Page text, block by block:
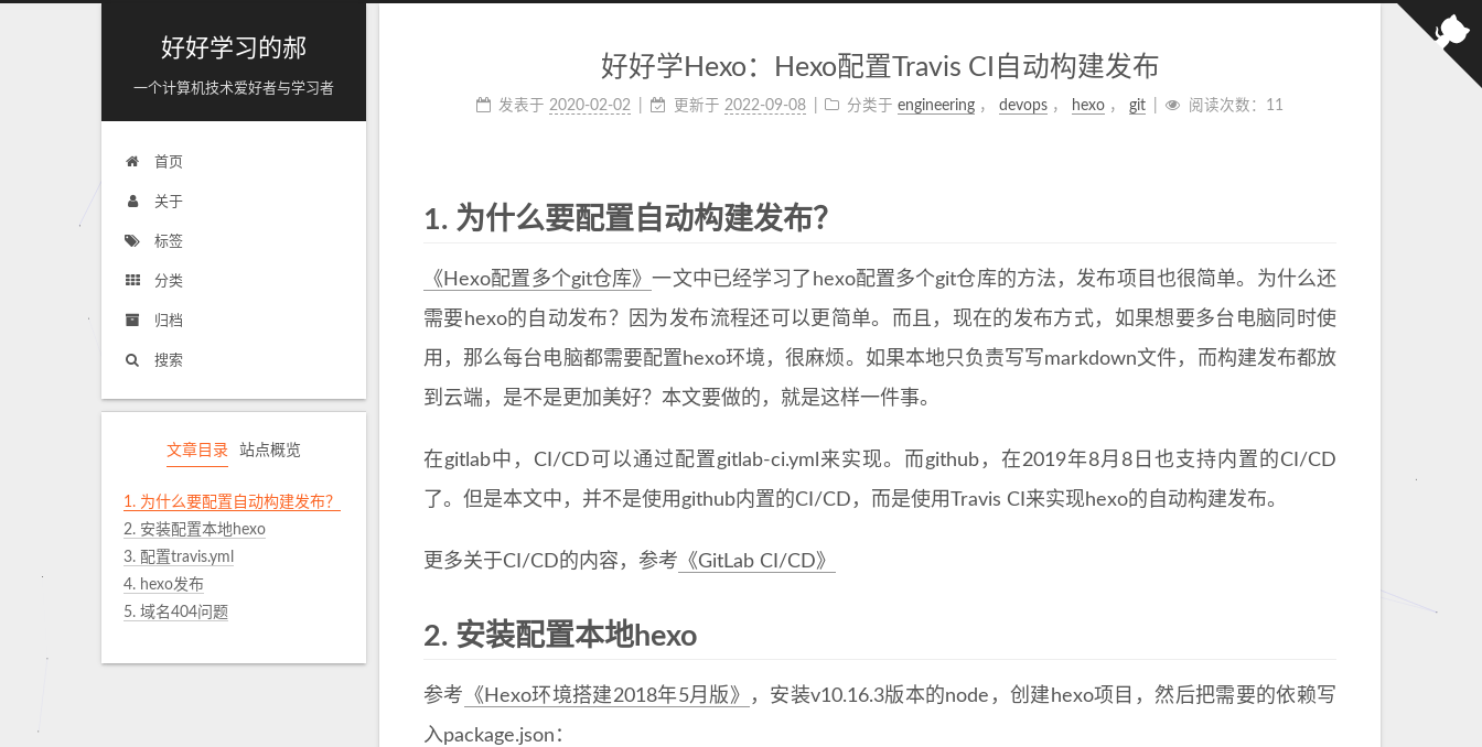
好好学习的郝
一个计算机技术爱好者与学习者
首页
关于
标签
分类
归档
搜索
好好学Hexo：Hexo配置Travis CI自动构建发布
发表于 2020-02-02 更新于 2022-09-08 分类于 engineering ，devops ， hexo ，git 阅读次数： 11
1. 为什么要配置自动构建发布？
《Hexo配置多个git仓库》一文中已经学习了hexo配置多个git仓库的方法，发布项目也很简单。为什么还
需要hexo的自动发布？因为发布流程还可以更简单。而且，现在的发布方式，如果想要多台电脑同时使
用，那么每台电脑都需要配置hexo环境，很麻烦。如果本地只负责写写markdown文件，而构建发布都放
到云端，是不是更加美好？本文要做的，就是这样一件事。
在gitlab中，CI/CD可以通过配置gitlab-ci.yml来实现。而github，在2019年8月8日也支持内置的CI/CD
了。但是本文中，并不是使用github内置的CI/CD，而是使用Travis CI来实现hexo的自动构建发布。
更多关于CI/CD的内容，参考 《GitLab CI/CD》
2. 安装配置本地hexo
参考 《Hexo环境搭建2018年5月版》
，安装v10.16.3版本的node，创建hexo项目，然后把需要的依赖写
入package.json：
文章目录 站点概览
1. 为什么要配置自动构建发布？
2. 安装配置本地hexo
3. 配置travis.yml
4. hexo发布
5. 域名404问题